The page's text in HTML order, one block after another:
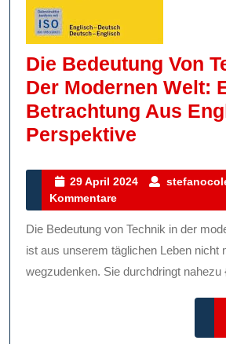
Die Bedeutung Von
Der Modernen Welt:
Betrachtung Aus
Perspektive
Von
In
Der
29 April 2024
29
2024
Kommentare
Die Bedeutung von Technik in der modernen Welt Technik
ist aus unserem täglichen Leben nicht
wegzudenken. Sie durchdringt nahezu